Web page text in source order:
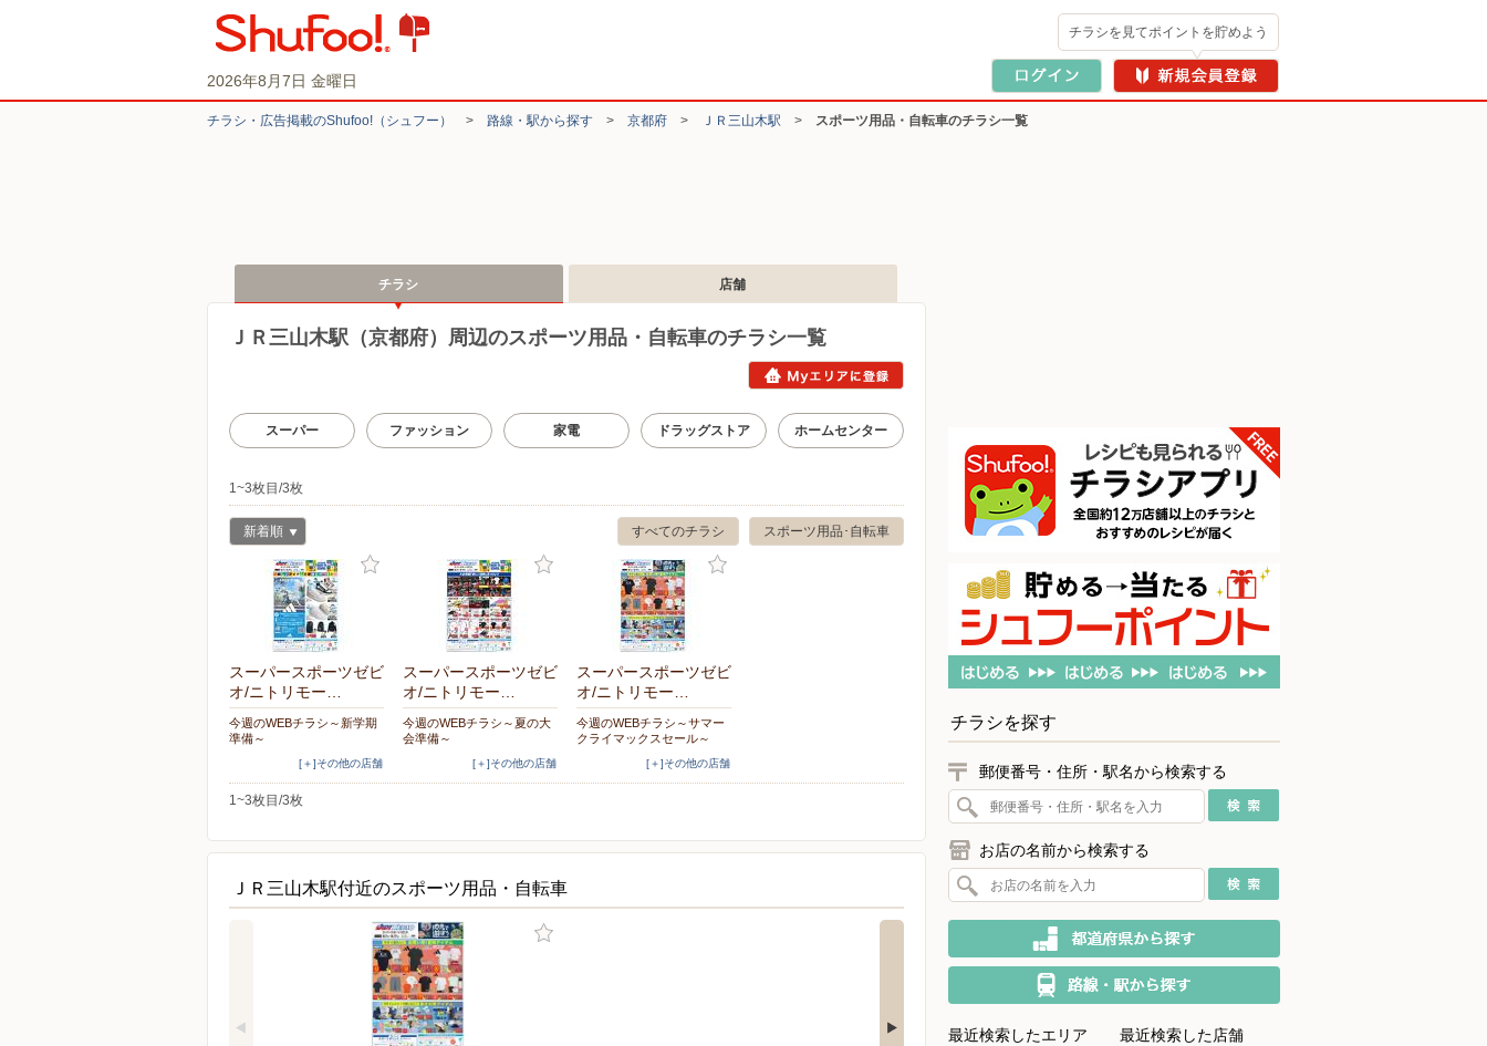
2026年8月7日 金曜日
チラシを見てポイントを貯めよう
チラシ・​広告掲載の​Shufoo!​（シュフー） > 路線・駅から探す > 京都府 > ＪＲ三山木駅 > スポーツ用品・自転車のチラシ一覧
チラシ 店舗
ＪＲ三山木駅（京都府）周辺のスポーツ用品・自転車のチラシ一覧
スーパー ファッション 家電 ドラッグストア ホームセンター
1~3枚目/3枚
スポーツ用品･自転車
すべてのチラシ
新着順
スーパースポーツゼビ
オ/ニトリモー…
今週のWEBチラシ～新学期
準備～
[＋]その他の店舗
スーパースポーツゼビ
オ/ニトリモー…
今週のWEBチラシ～夏の大
会準備～
[＋]その他の店舗
スーパースポーツゼビ
オ/ニトリモー…
今週のWEBチラシ～サマー
クライマックスセール～
[＋]その他の店舗
1~3枚目/3枚
ＪＲ三山木駅付近のスポーツ用品・自転車
チラシを探す
郵便番号・住所・駅名から検索する
お店の名前から検索する
最近検索したエリア 最近検索した店舗